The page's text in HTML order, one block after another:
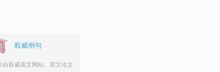
权威例句
自权威英文网站、英文论文